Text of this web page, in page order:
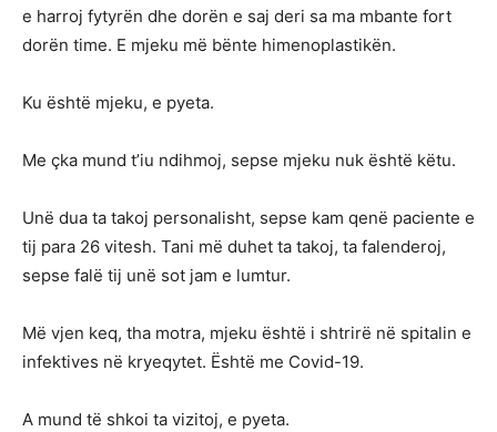
e harroj fytyrën dhe dorën e saj deri sa ma mbante fort
dorën time. E mjeku më bënte himenoplastikën.
Ku është mjeku, e pyeta.
Me çka mund t’iu ndihmoj, sepse mjeku nuk është këtu.
Unë dua ta takoj personalisht, sepse kam qenë paciente e
tij para 26 vitesh. Tani më duhet ta takoj, ta falenderoj,
sepse falë tij unë sot jam e lumtur.
Më vjen keq, tha motra, mjeku është i shtrirë në spitalin e
infektives në kryeqytet. Është me Covid-19.
A mund të shkoi ta vizitoj, e pyeta.